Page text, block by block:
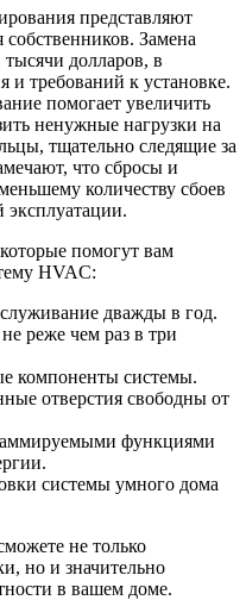
представляют
Замена
долларов, в
и требований к установке.
помогает увеличить
ненужные нагрузки на
тщательно следящие за
что сбросы и
количеству сбоев
эксплуатации.
помогут вам
HVAC:
дважды в год.
реже чем раз в три
компоненты системы.
отверстия свободны от
функциями
системы умного дома
не только
но и значительно
в вашем доме.